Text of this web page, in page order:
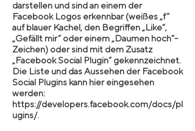
darstellen und sind an einem der
Facebook Logos erkennbar (weißes „f“
auf blauer Kachel, den Begriffen „Like“,
„Gefällt mir“ oder einem „Daumen hoch“-
Zeichen) oder sind mit dem Zusatz
„Facebook Social Plugin“ gekennzeichnet.
Die Liste und das Aussehen der Facebook
Social Plugins kann hier eingesehen
werden:
https://developers.facebook.com/docs/pl
ugins/.